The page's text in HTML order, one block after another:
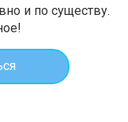
и по существу.